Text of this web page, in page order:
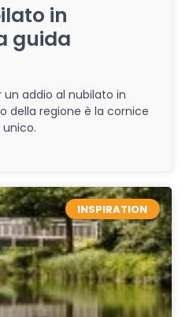
in
guida
addio al nubilato in
della regione è la cornice
INSPIRATION